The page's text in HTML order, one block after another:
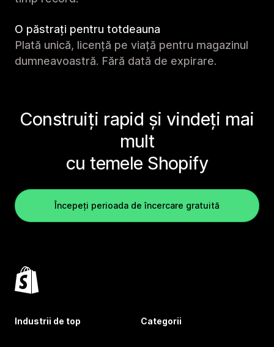
O păstrați pentru totdeauna
Plată unică, licență pe viață pentru magazinul
dumneavoastră. Fără dată de expirare.
Construiți rapid și vindeți mai
mult
cu temele Shopify
Începeți perioada de încercare gratuită
Industrii de top Categorii